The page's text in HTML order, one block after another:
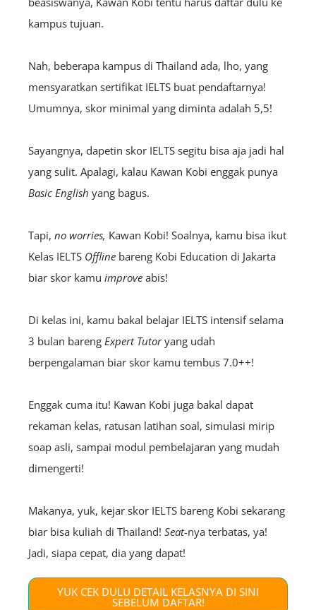
kampus tujuan.
Nah, beberapa kampus di Thailand ada, lho, yang
mensyaratkan sertifikat IELTS buat pendaftarnya!
Umumnya, skor minimal yang diminta adalah 5,5!
Sayangnya, dapetin skor IELTS segitu bisa aja jadi hal
yang sulit. Apalagi, kalau Kawan Kobi enggak punya
Basic English yang bagus.
Tapi, no worries, Kawan Kobi! Soalnya, kamu bisa ikut
Kelas IELTS Offline bareng Kobi Education di Jakarta
biar skor kamu improve abis!
Di kelas ini, kamu bakal belajar IELTS intensif selama
3 bulan bareng Expert Tutoryang udah
berpengalaman biar skor kamu tembus 7.0++!
Enggak cuma itu! Kawan Kobi juga bakal dapat
rekaman kelas, ratusan latihan soal, simulasi mirip
soap asli, sampai modul pembelajaran yang mudah
dimengerti!
Makanya, yuk, kejar skor IELTS bareng Kobi sekarang
biar bisa kuliah di Thailand! Seat-nya terbatas, ya!
Jadi, siapa cepat, dia yang dapat!
YUK CEK DULU DETAIL KELASNYA DI SINI
SEBELUM DAFTAR!